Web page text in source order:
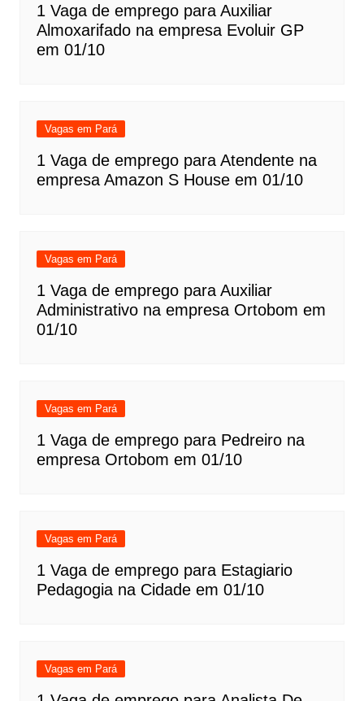
1 Vaga de emprego para Auxiliar
Almoxarifado na empresa Evoluir GP
em 01/10
Vagas em Pará
1 Vaga de emprego para Atendente na
empresa Amazon S House em 01/10
Vagas em Pará
1 Vaga de emprego para Auxiliar
Administrativo na empresa Ortobom em
01/10
Vagas em Pará
1 Vaga de emprego para Pedreiro na
empresa Ortobom em 01/10
Vagas em Pará
1 Vaga de emprego para Estagiario
Pedagogia na Cidade em 01/10
Vagas em Pará